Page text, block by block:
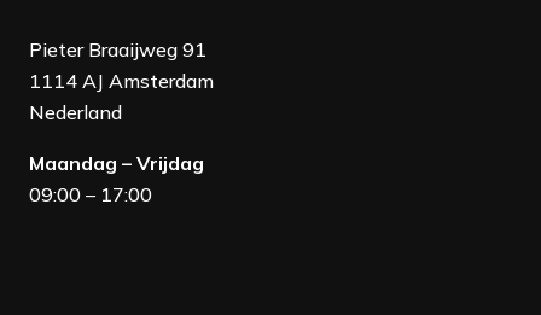
Pieter Braaijweg 91
1114 AJ Amsterdam
Nederland
Maandag – Vrijdag
09:00 – 17:00